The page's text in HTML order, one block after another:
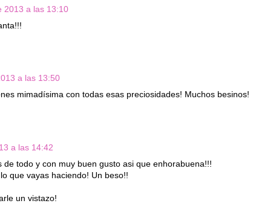
2013 a las 13:10
a las 13:50
mimadísima con todas esas preciosidades! Muchos besinos!
a las 14:42
todo y con muy buen gusto asi que enhorabuena!!!
que vayas haciendo! Un beso!!
un vistazo!